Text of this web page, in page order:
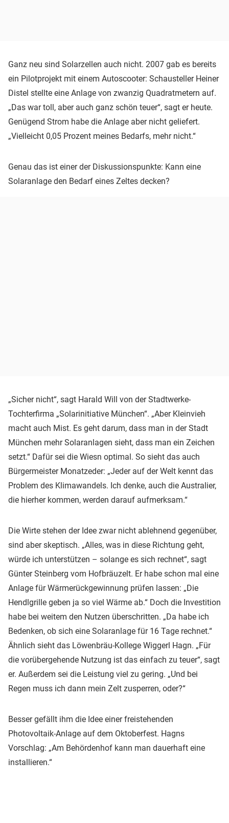
Ganz neu sind Solarzellen auch nicht. 2007 gab es bereits
ein Pilotprojekt mit einem Autoscooter: Schausteller Heiner
Distel stellte eine Anlage von zwanzig Quadratmetern auf.
„Das war toll, aber auch ganz schön teuer“, sagt er heute.
Genügend Strom habe die Anlage aber nicht geliefert.
„Vielleicht 0,05 Prozent meines Bedarfs, mehr nicht.“
Genau das ist einer der Diskussionspunkte: Kann eine
Solaranlage den Bedarf eines Zeltes decken?
„Sicher nicht“, sagt Harald Will von der Stadtwerke-
Tochterfirma „Solarinitiative München“. „Aber Kleinvieh
macht auch Mist. Es geht darum, dass man in der Stadt
München mehr Solaranlagen sieht, dass man ein Zeichen
setzt.“ Dafür sei die Wiesn optimal. So sieht das auch
Bürgermeister Monatzeder: „Jeder auf der Welt kennt das
Problem des Klimawandels. Ich denke, auch die Australier,
die hierher kommen, werden darauf aufmerksam.“
Die Wirte stehen der Idee zwar nicht ablehnend gegenüber,
sind aber skeptisch. „Alles, was in diese Richtung geht,
würde ich unterstützen – solange es sich rechnet“, sagt
Günter Steinberg vom Hofbräuzelt. Er habe schon mal eine
Anlage für Wärmerückgewinnung prüfen lassen: „Die
Hendlgrille geben ja so viel Wärme ab.“ Doch die Investition
habe bei weitem den Nutzen überschritten. „Da habe ich
Bedenken, ob sich eine Solaranlage für 16 Tage rechnet.“
Ähnlich sieht das Löwenbräu-Kollege Wiggerl Hagn. „Für
die vorübergehende Nutzung ist das einfach zu teuer“, sagt
er. Außerdem sei die Leistung viel zu gering. „Und bei
Regen muss ich dann mein Zelt zusperren, oder?“
Besser gefällt ihm die Idee einer freistehenden
Photovoltaik-Anlage auf dem Oktoberfest. Hagns
Vorschlag: „Am Behördenhof kann man dauerhaft eine
installieren.“